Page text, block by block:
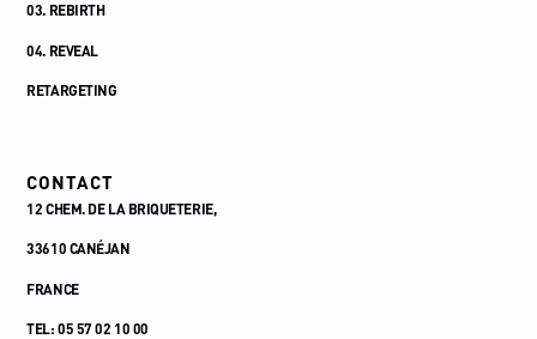
03. REBIRTH
04. REVEAL
RETARGETING
CONTACT
12 CHEM. DE LA BRIQUETERIE,
33610 CANÉJAN
FRANCE
TEL: 05 57 02 10 00